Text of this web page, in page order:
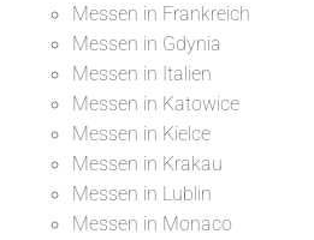
Messen in Frankreich
Messen in Gdynia
Messen in Italien
Messen in Katowice
Messen in Kielce
Messen in Krakau
Messen in Lublin
Messen in Monaco